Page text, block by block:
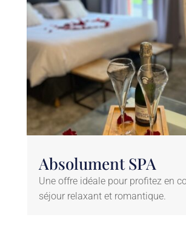
Absolument SPA
Une offre idéale pour profitez en
séjour relaxant et romantique.